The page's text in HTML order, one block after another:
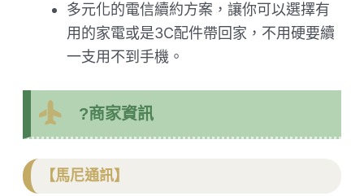
多元化的電信續約方案，讓你可以選擇有
用的家電或是3C配件帶回家，不用硬要續
一支用不到手機。
?商家資訊
【馬尼通訊】